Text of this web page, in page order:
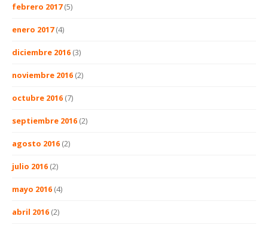
febrero 2017(5)
enero 2017(4)
diciembre 2016 (3)
noviembre 2016 (2)
octubre 2016 (7)
septiembre 2016 (2)
agosto 2016 (2)
julio 2016 (2)
mayo 2016 (4)
abril 2016 (2)